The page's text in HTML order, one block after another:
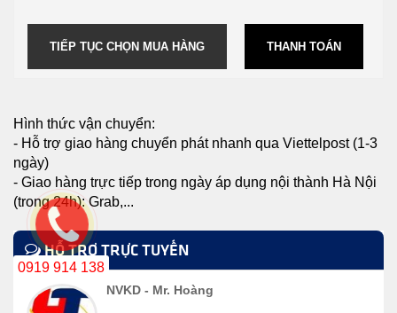
THANH TOÁN
TIẾP TỤC CHỌN MUA HÀNG
Hình thức vận chuyển:
- Hỗ trợ giao hàng chuyển phát nhanh qua Viettelpost (1-3
ngày)
- Giao hàng trực tiếp trong ngày áp dụng nội thành Hà Nội
(trong 24h): Grab,...
HỖ TRỢ TRỰC TUYẾN
NVKD - Mr. Hoàng
0919 914 138